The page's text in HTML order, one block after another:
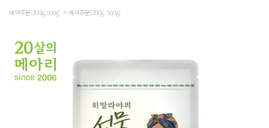
예약주문(200g, 500g) 예약주문(200g. 500g)